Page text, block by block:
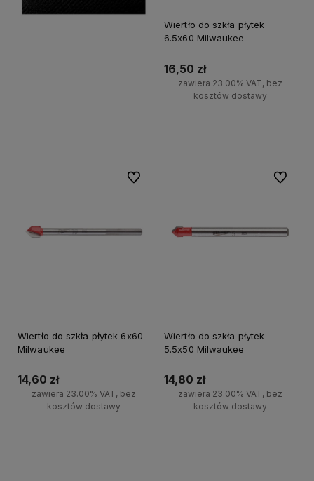
Wiertło do szkła płytek
6.5x60 Milwaukee
16,50 zł
zawiera 23.00% VAT, bez
kosztów dostawy
Wiertło do szkła płytek 6x60
Milwaukee
14,60 zł
zawiera 23.00% VAT, bez
kosztów dostawy
Do ulubionych
Wiertło do szkła płytek
5.5x50 Milwaukee
14,80 zł
zawiera 23.00% VAT, bez
kosztów dostawy
Do